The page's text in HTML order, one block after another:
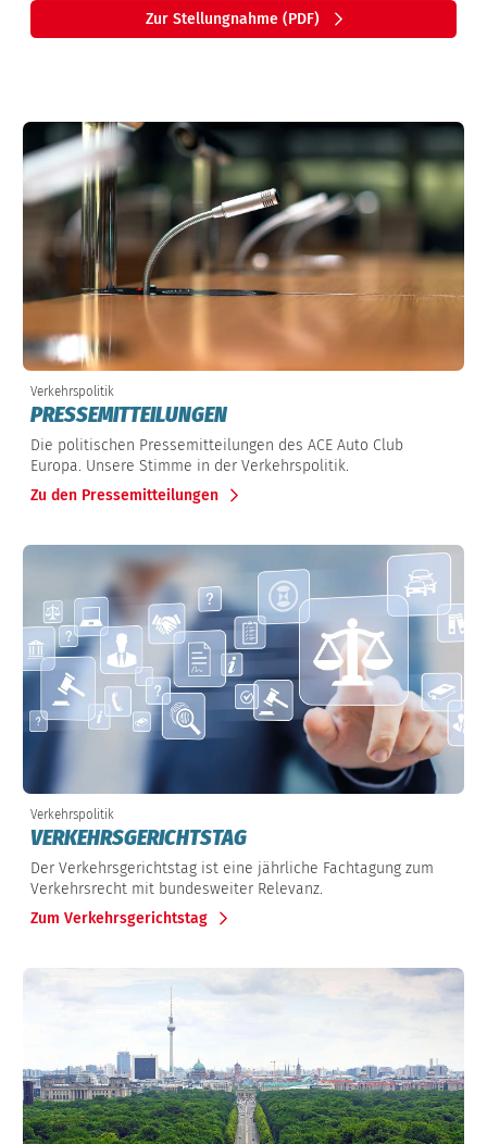
Zur Stellungnahme (PDF)
Verkehrspolitik
PRESSEMITTEILUNGEN
Die politischen Pressemitteilungen des ACE Auto Club
Europa. Unsere Stimme in der Verkehrspolitik.
Zu den Pressemitteilungen
Verkehrspolitik
VERKEHRSGERICHTSTAG
Der Verkehrsgerichtstag ist eine jährliche Fachtagung zum
Verkehrsrecht mit bundesweiter Relevanz.
Zum Verkehrsgerichtstag